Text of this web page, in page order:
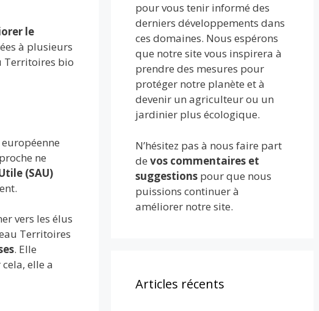
le
à plusieurs
Territoires bio
ne
(SAU)
vers les élus
Territoires
. Elle
elle a
pour vous tenir informé des
derniers développements dans
ces domaines. Nous espérons
que notre site vous inspirera à
prendre des mesures pour
protéger notre planète et à
devenir un agriculteur ou un
jardinier plus écologique.
N’hésitez pas à nous faire part
devos commentaires et
suggestions pour que nous
puissions continuer à
améliorer notre site.
Articles récents